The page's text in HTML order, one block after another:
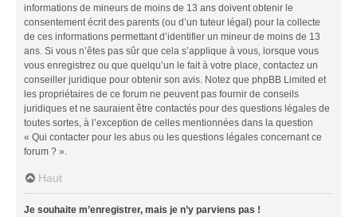
informations de mineurs de moins de 13 ans doivent obtenir le
consentement écrit des parents (ou d’un tuteur légal) pour la collecte
de ces informations permettant d’identifier un mineur de moins de 13
ans. Si vous n’êtes pas sûr que cela s’applique à vous, lorsque vous
vous enregistrez ou que quelqu’un le fait à votre place, contactez un
conseiller juridique pour obtenir son avis. Notez que phpBB Limited et
les propriétaires de ce forum ne peuvent pas fournir de conseils
juridiques et ne sauraient être contactés pour des questions légales de
toutes sortes, à l’exception de celles mentionnées dans la question
« Qui contacter pour les abus ou les questions légales concernant ce
forum ? ».
Haut
Je souhaite m’enregistrer, mais je n’y parviens pas !